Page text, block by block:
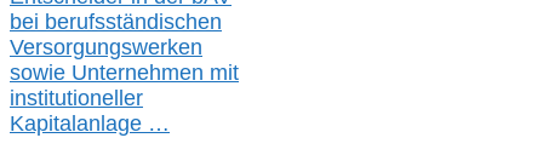
bei berufsständischen
Versorgungswerken
sowie Unternehmen mit
institutioneller
Kapitalanlage …